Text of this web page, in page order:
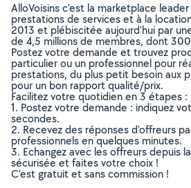
AlloVoisins c’est la marketplace
prestations de services et à la
2013 et plébiscitée aujourd’hui par
de 4,5 millions de membres, dont
Postez votre demande et trouvez
particulier ou un professionnel pour
prestations, du plus petit besoin aux
pour un bon rapport qualité/prix.
Facilitez votre quotidien en 3 étapes :
1. Postez votre demande : indiquez
secondes.
2. Recevez des réponses d’offreurs
professionnels en quelques minutes.
3. Echangez avec les offreurs depuis
sécurisée et faites votre choix !
C’est gratuit et sans commission !